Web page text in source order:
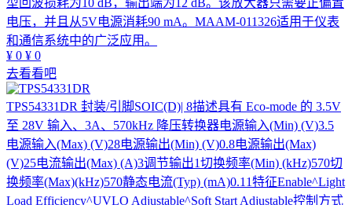
型回波损耗为10 dB，输出端为12 dB。该放大器只需要正偏置
电压，并且从5V电源消耗90 mA。MAAM-011326适用于仪表
和通信系统中的广泛应用。
¥ 0 ¥ 0
去看看吧
TPS54331DR 封装/引脚SOIC(D)| 8描述具有 Eco-mode 的 3.5V
至 28V 输入、3A、570kHz 降压转换器电源输入(Min) (V)3.5
电源输入(Max) (V)28电源输出(Min) (V)0.8电源输出(Max)
(V)25电流输出(Max) (A)3调节输出1切换频率(Min) (kHz)570切
换频率(Max)(kHz)570静态电流(Typ) (mA)0.11特征Enable^Light
Load Efficiency^UVLO Adjustable^Soft Start Adjustable控制方式